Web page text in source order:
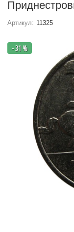
Артикул: 11325
- 31 %